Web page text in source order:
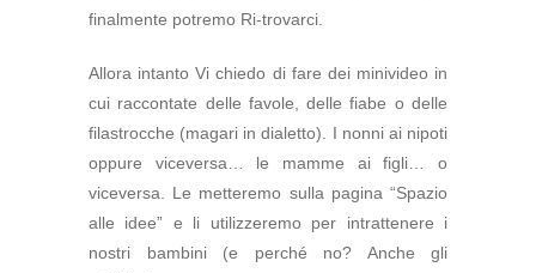
finalmente potremo Ri-trovarci.
Allora intanto Vi chiedo di fare dei minivideo in
cui raccontate delle favole, delle fiabe o delle
filastrocche (magari in dialetto). I nonni ai nipoti
oppure viceversa… le mamme ai figli… o
viceversa. Le metteremo sulla pagina “Spazio
alle idee” e li utilizzeremo per intrattenere i
nostri bambini (e perché no? Anche gli